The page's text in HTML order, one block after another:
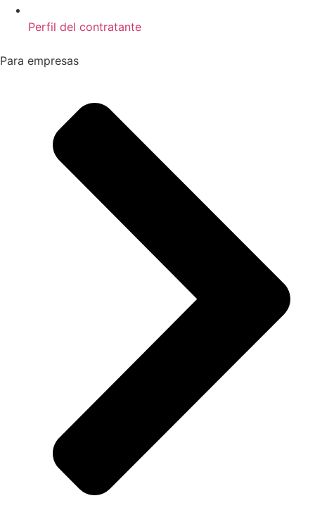
Perfil del contratante
Para empresas